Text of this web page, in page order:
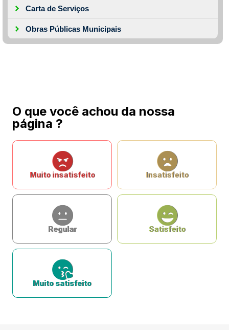
Carta de Serviços
Obras Públicas Municipais
O que você achou da nossa
página ?
Muito insatisfeito Insatisfeito
Regular Satisfeito
Muito satisfeito